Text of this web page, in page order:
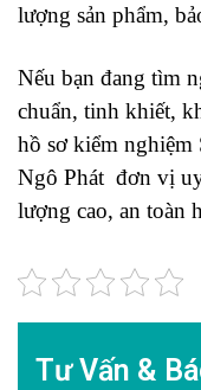
lượng sản phẩm,
Nếu bạn đang tìm
chuẩn, tinh khiết,
hồ sơ kiểm nghiệm
Ngô Phát đơn vị
lượng cao, an toàn
Tư Vấn &